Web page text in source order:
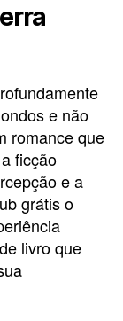
e não
romance que
ficção
e a
grátis o
livro que